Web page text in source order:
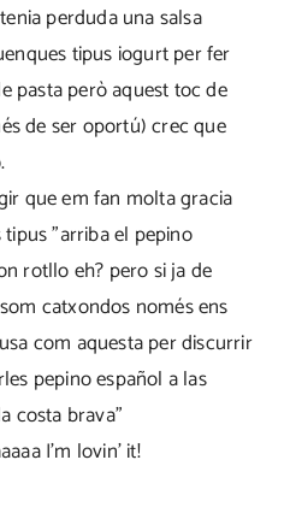
perduda una salsa
tipus iogurt per fer
pasta però aquest toc de
de ser oportú) crec que
que em fan molta gracia
tipus "arriba el pepino
rotllo eh? pero si ja de
catxondos només ens
com aquesta per discurrir
pepino español a las
costa brava"
I'm lovin' it!